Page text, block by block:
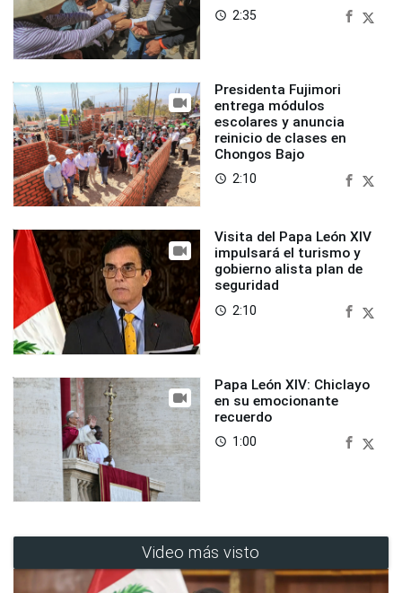
access_time 2:35
Presidenta Fujimori
entrega módulos
escolares y anuncia
reinicio de clases en
Chongos Bajo
access_time 2:10
Visita del Papa León XIV
impulsará el turismo y
gobierno alista plan de
seguridad
access_time 2:10
Papa León XIV: Chiclayo
en su emocionante
recuerdo
access_time 1:00
Video más visto